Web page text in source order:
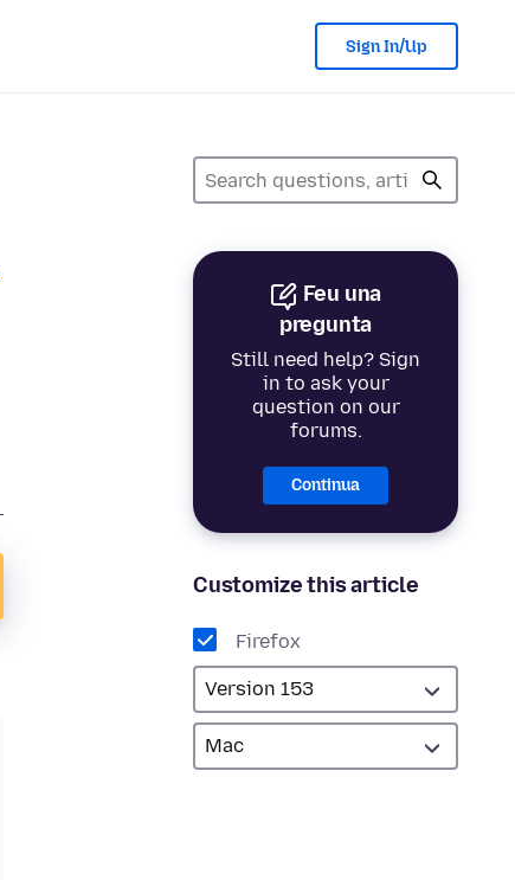
Sign In/Up
Feu una
pregunta
Still need help? Sign
in to ask your
question on our
forums.
Continua
Customize this article
Firefox